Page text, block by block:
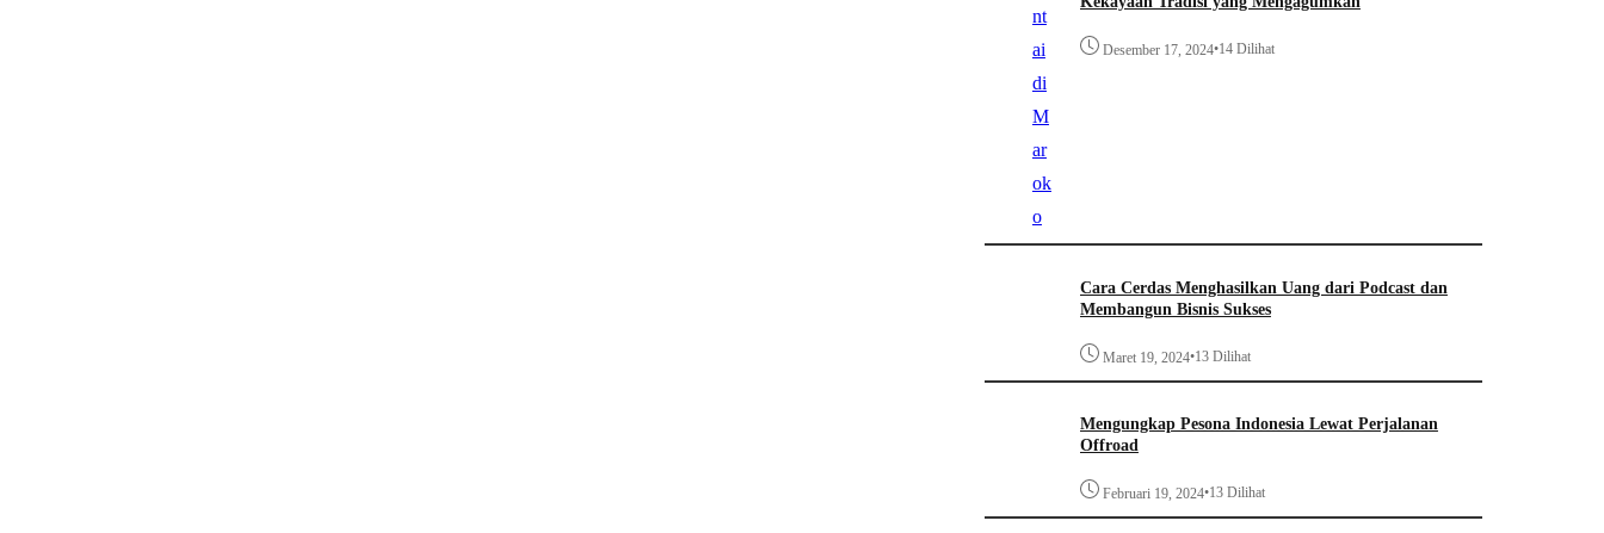
Desember 17, 2024•14 Dilihat
Cara Cerdas Menghasilkan Uang dari Podcast dan
Membangun Bisnis Sukses
Maret 19, 2024•13 Dilihat
Mengungkap Pesona Indonesia Lewat Perjalanan
Offroad
Februari 19, 2024•13 Dilihat